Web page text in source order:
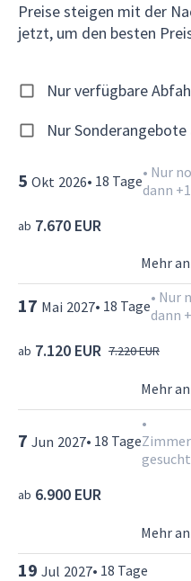
Preise steigen mit der
jetzt, um den besten
Nur verfügbare
Nur Sonderangebote
5 Okt 2026• 18 Tage• Nur
dann
ab 7.670 EUR
Mehr
17 Mai 2027• 18 Tage• Nur
dann
ab 7.120 EUR 7.220 EUR
Mehr
7 Jun 2027• 18 Tage
•
gesucht
ab 6.900 EUR
Mehr
19 Jul 2027• 18 Tage